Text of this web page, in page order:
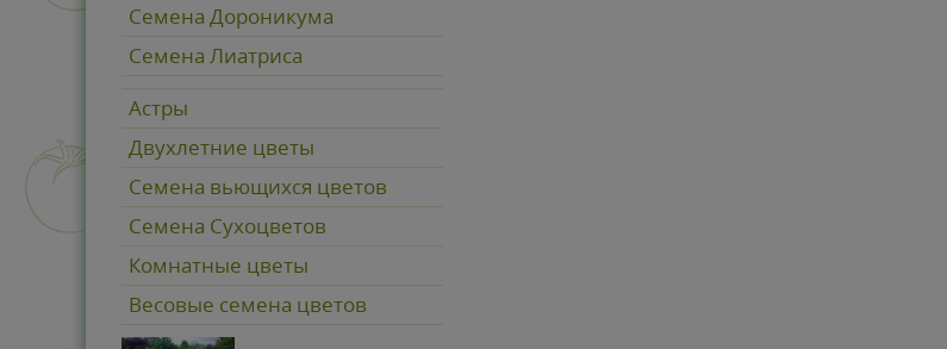
Семена Дороникума
Семена Лиатриса
Астры
Двухлетние цветы
Семена вьющихся цветов
Семена Сухоцветов
Комнатные цветы
Весовые семена цветов